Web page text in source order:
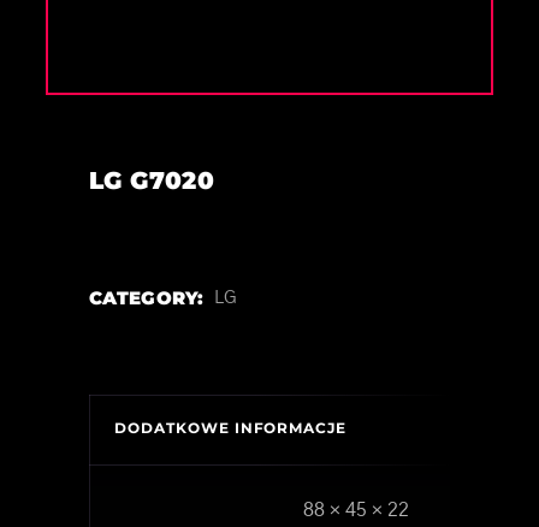
LG G7020
CATEGORY: LG
DODATKOWE INFORMACJE
88 × 45 × 22